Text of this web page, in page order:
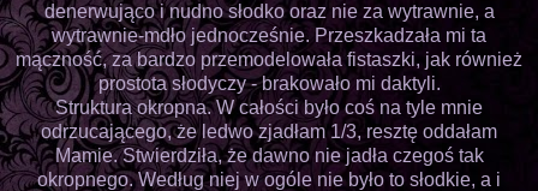
denerwująco i nudno słodko oraz nie za wytrawnie, a
wytrawnie-mdło jednocześnie. Przeszkadzała mi ta
mączność, za bardzo przemodelowała fistaszki, jak również
prostota słodyczy - brakowało mi daktyli.
Struktura okropna. W całości było coś na tyle mnie
odrzucającego, że ledwo zjadłam 1/3, resztę oddałam
Mamie. Stwierdziła, że dawno nie jadła czegoś tak
okropnego. Według niej w ogóle nie było to słodkie, a i